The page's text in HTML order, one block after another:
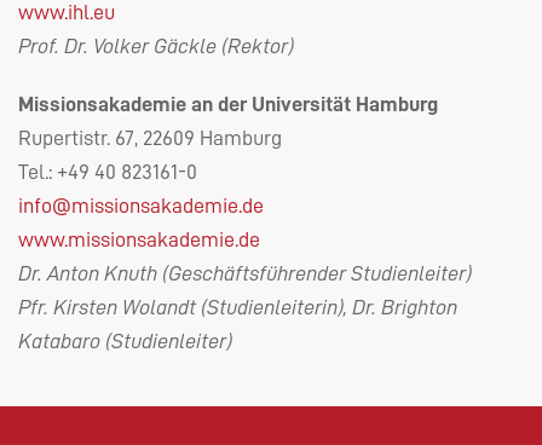
www.ihl.eu
Prof. Dr. Volker Gäckle (Rektor)
Missionsakademie an der Universität Hamburg
Rupertistr. 67, 22609 Hamburg
Tel.: +49 40 823161-0
info@missionsakademie.de
www.missionsakademie.de
Dr. Anton Knuth (Geschäftsführender Studienleiter)
Pfr. Kirsten Wolandt (Studienleiterin), Dr. Brighton
Katabaro (Studienleiter)